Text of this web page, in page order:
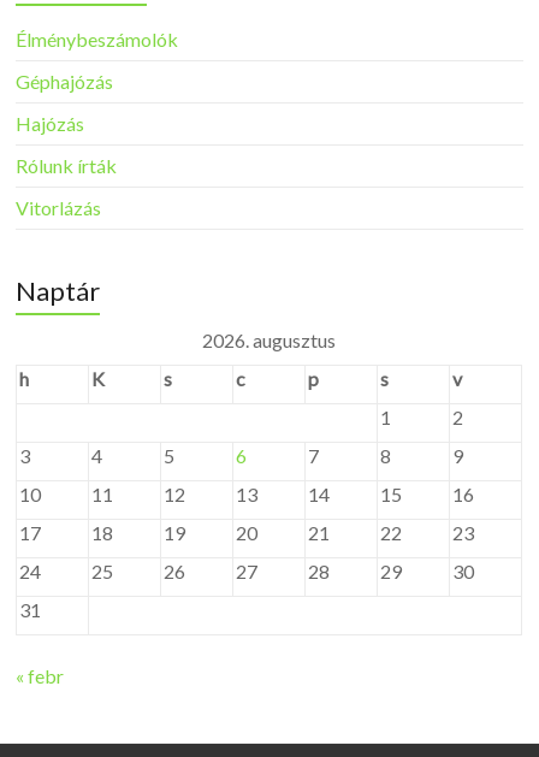
Élménybeszámolók
Géphajózás
Hajózás
Rólunk írták
Vitorlázás
Naptár
2026. augusztus
h
K s c p s
v
1
2
3
4 5 6 7 8
9
10
11 12 13 14 15
16
17
18 19 20 21 22
23
24
25 26 27 28 29
30
31
« febr